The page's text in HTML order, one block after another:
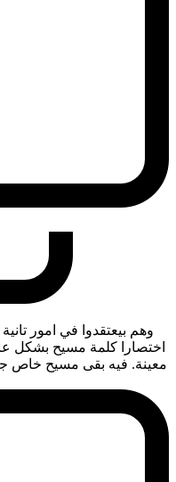
وهم بيعتقدوا في امور
اختصارا كلمة مسيح بشكل
معينة. فيه بقى مسيح خاص